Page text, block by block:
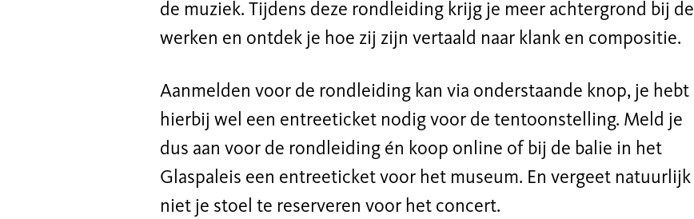
de muziek. Tijdens deze rondleiding krijg je meer achtergrond bij de
werken en ontdek je hoe zij zijn vertaald naar klank en compositie.
Aanmelden voor de rondleiding kan via onderstaande knop, je hebt
hierbij wel een entreeticket nodig voor de tentoonstelling. Meld je
dus aan voor de rondleiding én koop online of bij de balie in het
Glaspaleis een entreeticket voor het museum. En vergeet natuurlijk
niet je stoel te reserveren voor het concert.